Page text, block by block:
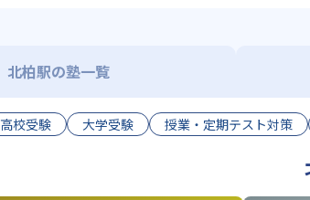
北柏駅の塾一覧
高校受験 大学受験 授業・定期テスト対策